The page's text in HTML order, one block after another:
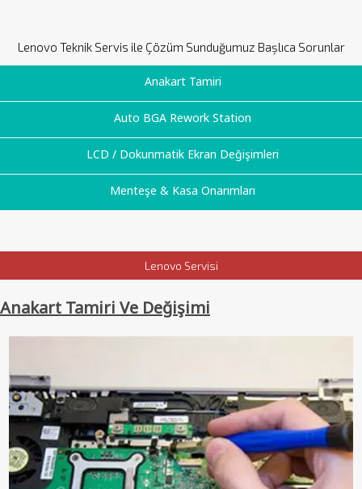
Lenovo Teknik Servis ile Çözüm Sunduğumuz Başlıca Sorunlar
Anakart Tamiri
Auto BGA Rework Station
LCD / Dokunmatik Ekran Değişimleri
Menteşe & Kasa Onarımları
Lenovo Servisi
Anakart Tamiri Ve Değişimi